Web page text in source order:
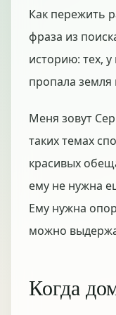
Как пережить
фраза из
историю: тех,
пропала земля
Меня зовут
таких темах
красивых
ему не нужна
Ему нужна
можно
Когда